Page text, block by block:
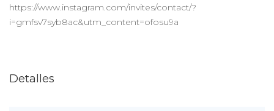
https://www.instagram.com/invites/contact/?
i=gmfsv7syb8ac&utm_content=ofosu9a
Detalles